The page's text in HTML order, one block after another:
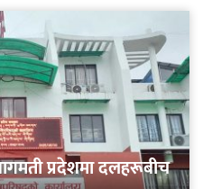
प्रदेशमा दलहरूबीच